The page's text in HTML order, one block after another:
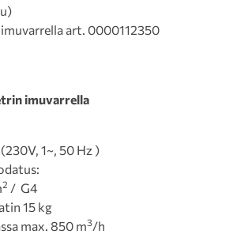
art. 0000112350
imuvarrella
1~, 50 Hz )
2 / G4
15 kg
max. 850 m3/h